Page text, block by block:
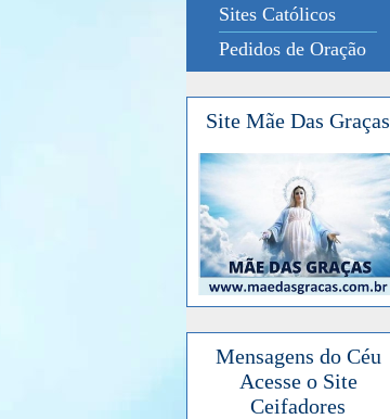
Sites Católicos
Pedidos de Oração
Site Mãe Das Graças
Mensagens do Céu
Acesse o Site
Ceifadores